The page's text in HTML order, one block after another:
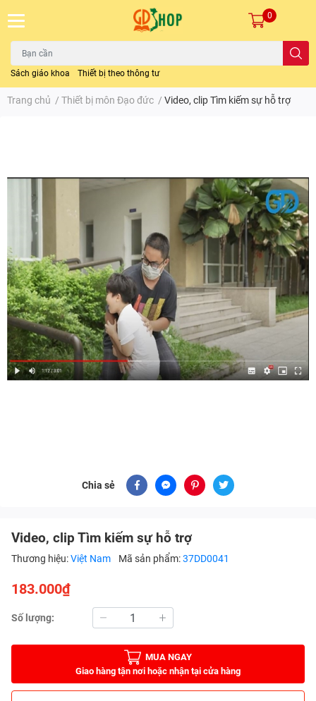
Sách giáo khoa Thiết bị theo thông tư
0
Trang chủ / Thiết bị môn Đạo đức / Video, clip Tìm kiếm sự hỗ trợ
Chia sẻ
Video, clip Tìm kiếm sự hỗ trợ
Thương hiệu:Việt Nam Mã sản phẩm:37DD0041
183.000₫
Số lượng:
MUA NGAY
Giao hàng tận nơi hoặc nhận tại cửa hàng